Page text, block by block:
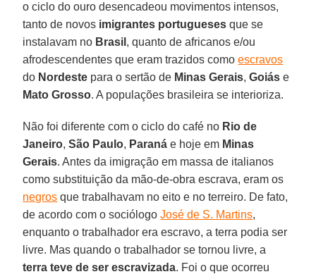
o ciclo do ouro desencadeou movimentos intensos,
tanto de novos imigrantes portugueses que se
instalavam no Brasil , quanto de africanos e/ou
afrodescendentes que eram trazidos comoescravos
do Nordeste para o sertão de Minas Gerais,Goiás e
Mato Grosso. A populações brasileira se interioriza.
Não foi diferente com o ciclo do café no Rio de
Janeiro,São Paulo, Paraná e hoje em Minas
Gerais. Antes da imigração em massa de italianos
como substituição da mão-de-obra escrava, eram os
negros que trabalhavam no eito e no terreiro. De fato,
de acordo com o sociólogoJosé de S. Martins,
enquanto o trabalhador era escravo, a terra podia ser
livre. Mas quando o trabalhador se tornou livre, a
terra teve de ser escravizada. Foi o que ocorreu